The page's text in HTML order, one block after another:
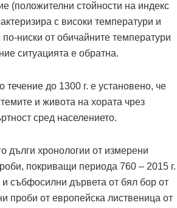
(положителни стойности на индекс
с високи температури и
ниски от обичайните температури
ситуацията е обратна.
до 1300 г. е установено, че
и живота на хората чрез
сред населението.
дълги хронологии от измерени
покриващи периода 760 – 2015 г.
събфосилни дървета от бял бор от
проби от европейска лиственица от